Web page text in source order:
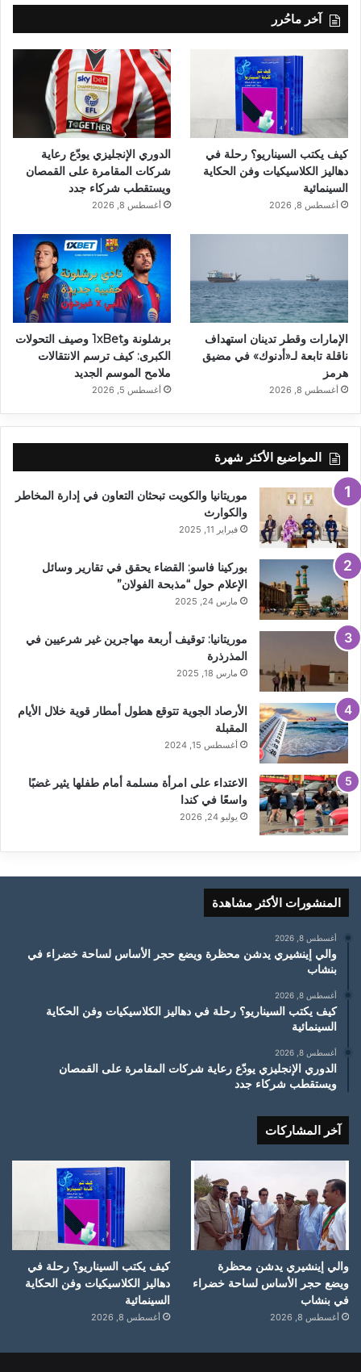
آخر ماحُرر
كيف يكتب السيناريو؟ رحلة في
دهاليز الكلاسيكيات وفن الحكاية
السينمائية
أغسطس 8, 2026
الدوري الإنجليزي يودّع رعاية
شركات المقامرة على القمصان
ويستقطب شركاء جدد
أغسطس 8, 2026
الإمارات وقطر تدينان استهداف
ناقلة تابعة لـ«أدنوك» في مضيق
هرمز
أغسطس 8, 2026
برشلونة و1xBet وصيف التحولات
الكبرى: كيف ترسم الانتقالات
ملامح الموسم الجديد
أغسطس 5, 2026
المواضيع الأكثر شهرة
موريتانيا والكويت تبحثان التعاون في إدارة المخاطر
والكوارث
فبراير 11, 2025
بوركينا فاسو: القضاء يحقق في تقارير وسائل
الإعلام حول “مذبحة الفولان”
مارس 24, 2025
موريتانيا: توقيف أربعة مهاجرين غير شرعيين في
المذرذرة
مارس 18, 2025
الأرصاد الجوية تتوقع هطول أمطار قوية خلال الأيام
المقبلة
أغسطس 15, 2024
الاعتداء على امرأة مسلمة أمام طفلها يثير غضبًا
واسعًا في كندا
يوليو 24, 2026
المنشورات الأكثر مشاهدة
أغسطس 8, 2026
والي إينشيري يدشن محظرة ويضع حجر الأساس لساحة خضراء في
بنشاب
أغسطس 8, 2026
كيف يكتب السيناريو؟ رحلة في دهاليز الكلاسيكيات وفن الحكاية
السينمائية
أغسطس 8, 2026
الدوري الإنجليزي يودّع رعاية شركات المقامرة على القمصان
ويستقطب شركاء جدد
آخر المشاركات
والي إينشيري يدشن محظرة
ويضع حجر الأساس لساحة خضراء
في بنشاب
أغسطس 8, 2026
كيف يكتب السيناريو؟ رحلة في
دهاليز الكلاسيكيات وفن الحكاية
السينمائية
أغسطس 8, 2026